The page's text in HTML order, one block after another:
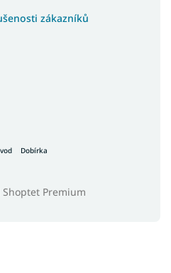
zákazníků
Dobírka
Shoptet Premium